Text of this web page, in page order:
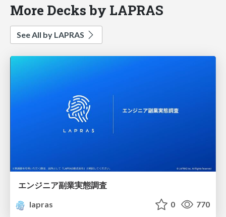
More Decks by LAPRAS
See All by LAPRAS
エンジニア副業実態調査
lapras
0 770